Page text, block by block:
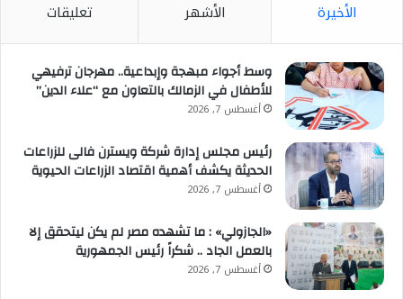
الأخيرة الأشهر تعليقات
وسط أجواء مبهجة وإبداعية.. مهرجان ترفيهي
للأطفال في الزمالك بالتعاون مع “علاء الدين”
أغسطس 7, 2026
رئيس مجلس إدارة شركة ويسترن فالى للزراعات
الحديثة يكشف أهمية اقتصاد الزراعات الحيوية
أغسطس 7, 2026
«الجازولي» : ما تشهده مصر لم يكن ليتحقق إلا
بالعمل الجاد .. شكراً رئيس الجمهورية
أغسطس 7, 2026